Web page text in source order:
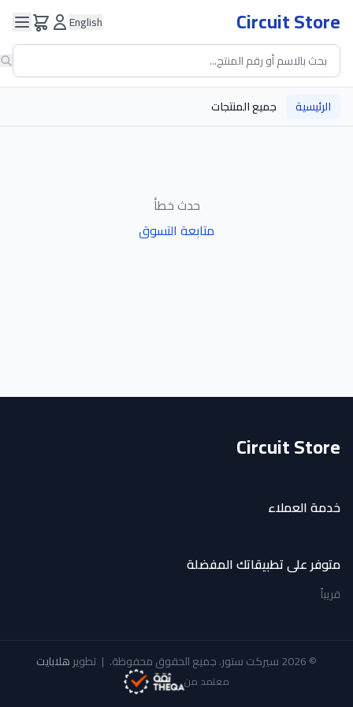
Circuit Store
English
الرئيسية جميع المنتجات
حدث خطأ
متابعة التسوق
Circuit Store
خدمة العملاء
متوفر على تطبيقاتك المفضلة
قريباً
© 2026 سيركت ستور. جميع الحقوق محفوظة. | تطويرهلابايت
معتمد من